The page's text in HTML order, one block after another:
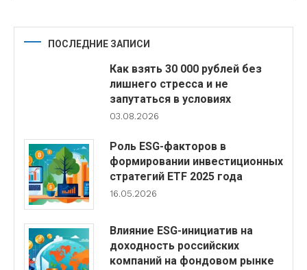
ПОСЛЕДНИЕ ЗАПИСИ
Как взять 30 000 рублей без
лишнего стресса и не
запутаться в условиях
03.08.2026
Роль ESG-факторов в
формировании инвестиционных
стратегий ETF 2025 года
16.05.2026
Влияние ESG-инициатив на
доходность российских
компаний на фондовом рынке